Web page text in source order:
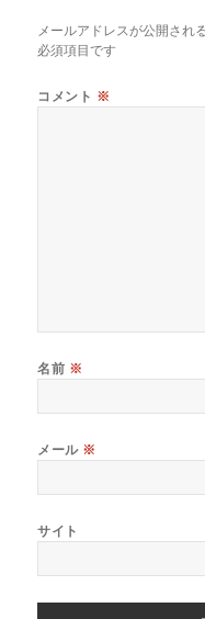
k
メールアドレスが公開され
必須項目です
コメント ※
名前 ※
メール ※
サイト